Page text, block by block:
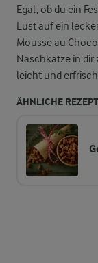
Egal, ob du ein
Lust auf ein
Mousse au
Naschkatze in dir
leicht und
ÄHNLICHE